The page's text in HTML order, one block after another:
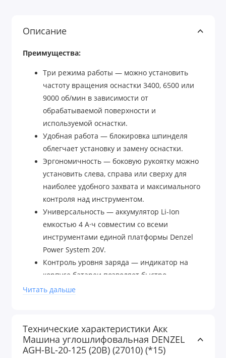
Описание
Преимущества:
Три режима работы — можно установить
частоту вращения оснастки 3400, 6500 или
9000 об/мин в зависимости от
обрабатываемой поверхности и
используемой оснастки.
Удобная работа — блокировка шпинделя
облегчает установку и замену оснастки.
Эргономичность — боковую рукоятку можно
установить слева, справа или сверху для
наиболее удобного захвата и максимального
контроля над инструментом.
Универсальность — аккумулятор Li-Ion
емкостью 4 А·ч совместим со всеми
инструментами единой платформы Denzel
Power System 20V.
Контроль уровня заряда — индикатор на
корпусе батареи позволяет быстро
определить, когда необходима подзарядка.
устройством, боковой рукояткой и
специальным ключом для фиксации
оснастки.
Читать дальше
Технические характеристики Акк
Машина углошлифовальная DENZEL
AGH-BL-20-125 (20В) (27010) (*15)